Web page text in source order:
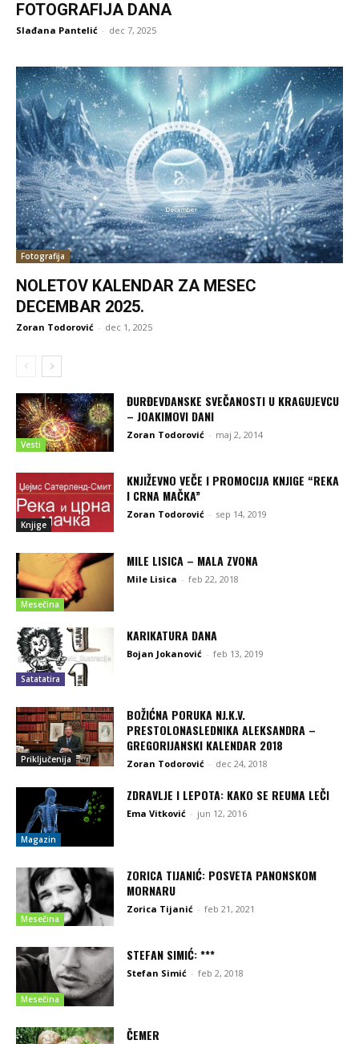
FOTOGRAFIJA DANA
Slađana Pantelić - dec 7, 2025
Fotografija
NOLETOV KALENDAR ZA MESEC
DECEMBAR 2025.
Zoran Todorović - dec 1, 2025
Vesti
ĐURĐEVDANSKE SVEČANOSTI U KRAGUJEVCU
– JOAKIMOVI DANI
Zoran Todorović - maj 2, 2014
Knjige
KNJIŽEVNO VEČE I PROMOCIJA KNJIGE “REKA
I CRNA MAČKA”
Zoran Todorović - sep 14, 2019
Mesečina
MILE LISICA – MALA ZVONA
Mile Lisica - feb 22, 2018
Satatatira
KARIKATURA DANA
Bojan Jokanović - feb 13, 2019
Priključenija
BOŽIĆNA PORUKA NJ.K.V.
PRESTOLONASLEDNIKA ALEKSANDRA –
GREGORIJANSKI KALENDAR 2018
Zoran Todorović - dec 24, 2018
Magazin
ZDRAVLJE I LEPOTA: KAKO SE REUMA LEČI
Ema Vitković - jun 12, 2016
Mesečina
ZORICA TIJANIĆ: POSVETA PANONSKOM
MORNARU
Zorica Tijanić - feb 21, 2021
Mesečina
STEFAN SIMIĆ: ***
Stefan Simić - feb 2, 2018
ČEMER